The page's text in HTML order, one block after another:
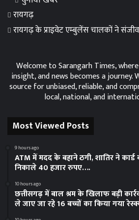
रायगढ़
रायगढ़ के प्राइवेट एम्बुलेंस चालकों ने
Welcome to Sarangarh Times,
insight, and news becomes a journey.
source for unbiased, reliable, and
local, national, and
Most Viewed Posts
9 hours ago
ATM में मदद के बहाने ठगी, शातिर ने
निकाले 40 हजार रुपए….
10 hours ago
छत्तीसगढ़ में बाल श्रम के खिलाफ बड़ी
ले जाए जा रहे 16 बच्चों का किया गया